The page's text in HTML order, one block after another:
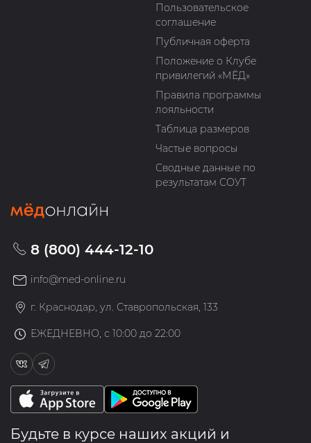
Пользовательское
соглашение
Публичная оферта
Положение о Клубе
привилегий «МЁД»
Правила программы
лояльности
Таблица размеров
Частые вопросы
Сводные данные по
результатам СОУТ
8 (800) 444-12-10
info@med-online.ru
г. Краснодар, ул. Ставропольская, 133
ЕЖЕДНЕВНО, с 10:00 до 22:00
Будьте в курсе наших акций и